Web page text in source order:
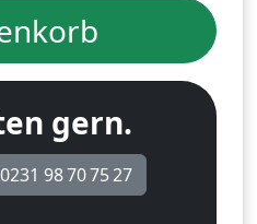
gern.
0231 98 70 75 27